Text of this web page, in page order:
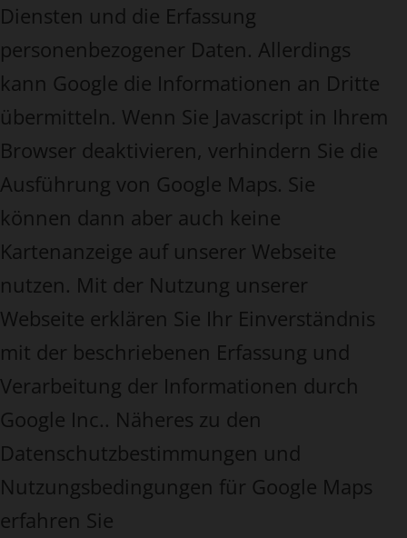
Diensten und die Erfassung
personenbezogener Daten. Allerdings
kann Google die Informationen an Dritte
übermitteln. Wenn Sie Javascript in Ihrem
Browser deaktivieren, verhindern Sie die
Ausführung von Google Maps. Sie
können dann aber auch keine
Kartenanzeige auf unserer Webseite
nutzen. Mit der Nutzung unserer
Webseite erklären Sie Ihr Einverständnis
mit der beschriebenen Erfassung und
Verarbeitung der Informationen durch
Google Inc.. Näheres zu den
Datenschutzbestimmungen und
Nutzungsbedingungen für Google Maps
erfahren Sie